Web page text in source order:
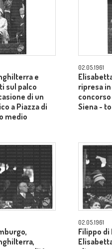
e
sul palco
di un
a Piazza di
medio
02.05.1961
ripresa
Siena -
02.05.1961
Filippo di